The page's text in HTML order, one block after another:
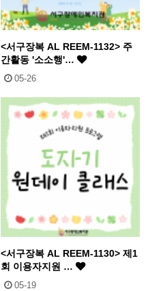
<서구장복 AL REEM-1132> 주
간활동 '소소행'…
05-26
<서구장복 AL REEM-1130> 제1
회 이용자지원 …
05-19